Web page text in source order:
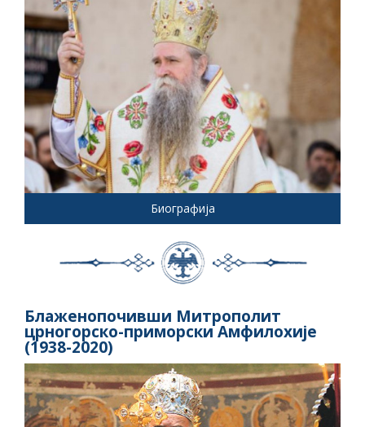
Биографија
Блаженопочивши Митрополит
црногорско-приморски Амфилохије
(1938-2020)